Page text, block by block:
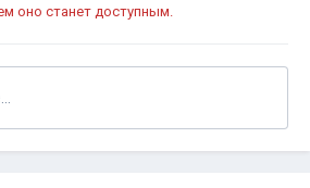
оно станет доступным.